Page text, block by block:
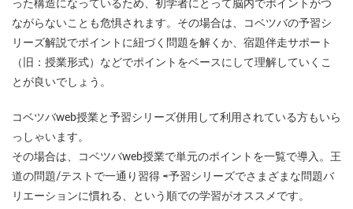
った構造になっているため、初学者にとって脳内でポイントがつ
ながらないことも危惧されます。その場合は、コベツバの予習シ
リーズ解説でポイントに紐づく問題を解くか、宿題伴走サポート
（旧：授業形式）などでポイントをベースにして理解していくこ
とが良いでしょう。
コベツバweb授業と予習シリーズ併用して利用されている方もいら
っしゃいます。
その場合は、コベツバweb授業で単元のポイントを一覧で導入。王
道の問題/テストで一通り習得 ⇨予習シリーズでさまざまな問題バ
リエーションに慣れる、という順での学習がオススメです。